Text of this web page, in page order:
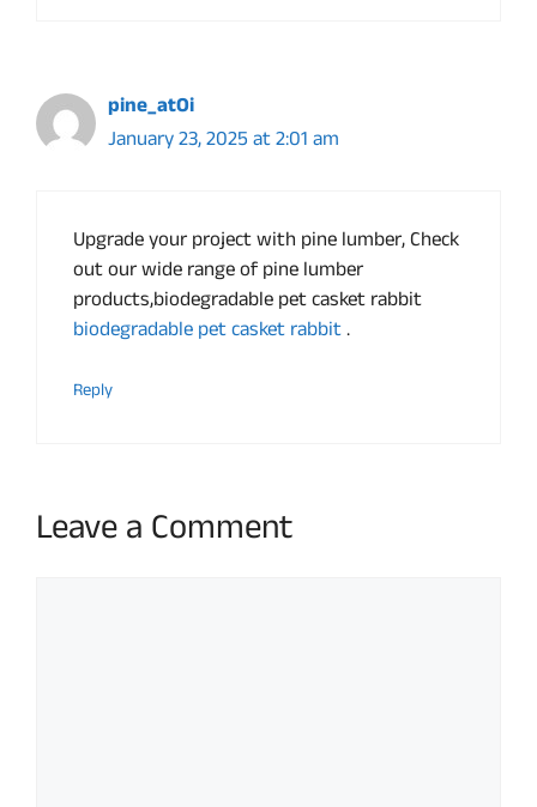
pine_atOi
January 23, 2025 at 2:01 am
Upgrade your project with pine lumber, Check
out our wide range of pine lumber
products,biodegradable pet casket rabbit
biodegradable pet casket rabbit.
Reply
Leave a Comment